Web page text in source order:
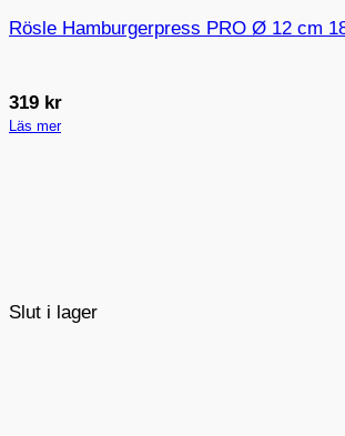
Slut i lager
Rösle Hamburgerpress PRO Ø 12 cm
319 kr
Läs mer